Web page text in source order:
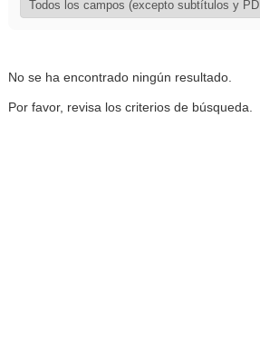
No se ha encontrado ningún resultado.
Por favor, revisa los criterios de búsqueda.